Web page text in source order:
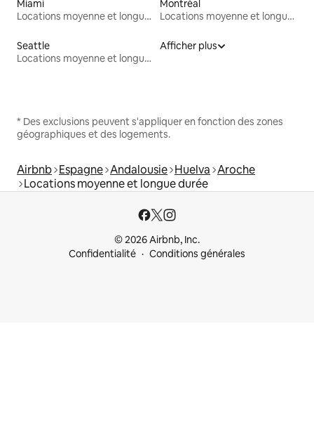
Miami
Locations moyenne et longue durée
Montréal
Locations moyenne et longue durée
Seattle
Locations moyenne et longue durée
Afficher plus
* Des exclusions peuvent s'appliquer en fonction des zones
géographiques et des logements.
Airbnb Espagne Andalousie Huelva Aroche
Locations moyenne et longue durée
© 2026 Airbnb, Inc.
Confidentialité
Conditions générales